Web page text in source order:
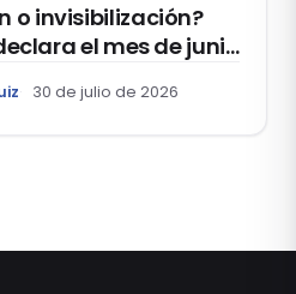
o invisibilización?
el mes de junio
Vida y la Familia”
30 de julio de 2026